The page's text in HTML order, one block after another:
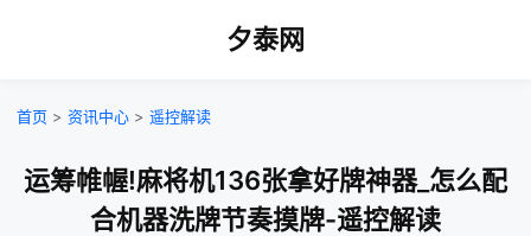
夕泰网
首页 > 资讯中心 > 遥控解读
运筹帷幄!麻将机136张拿好牌神器_怎么配
合机器洗牌节奏摸牌-遥控解读